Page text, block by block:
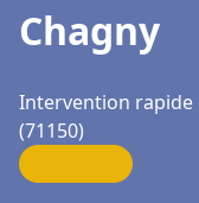
Chagny
Intervention rapide
(71150)